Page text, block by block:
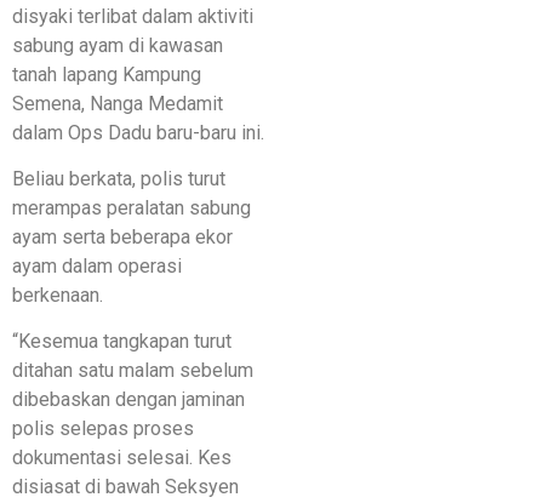
disyaki terlibat dalam aktiviti
sabung ayam di kawasan
tanah lapang Kampung
Semena, Nanga Medamit
dalam Ops Dadu baru-baru ini.
Beliau berkata, polis turut
merampas peralatan sabung
ayam serta beberapa ekor
ayam dalam operasi
berkenaan.
“Kesemua tangkapan turut
ditahan satu malam sebelum
dibebaskan dengan jaminan
polis selepas proses
dokumentasi selesai. Kes
disiasat di bawah Seksyen